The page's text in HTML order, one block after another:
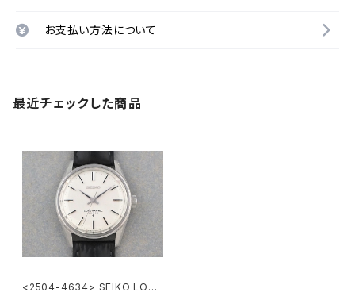
お支払い方法について
最近チェックした商品
<2504-4634> SEIKO LORD